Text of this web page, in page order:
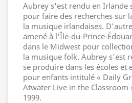
Aubrey s'est rendu en Irlande
pour faire des recherches sur
la musique irlandaises.
amené à l'Île-du-Prince-
dans le Midwest pour
la musique folk. Aubrey s'est
se produire dans les écoles et
pour enfants intitulé « Daily
Atwater Live in the
1999.